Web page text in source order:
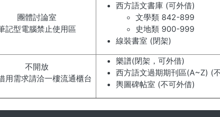
團體討論室
記型電腦禁止使用區
西方語文書庫 (可外借)
文學類 842-899
史地類 900-999
線裝書室 (閉架)
不開放
用需求請洽一樓流通櫃台
樂譜(閉架，可外借)
西方語文過期期刊區(A~Z) (
輿圖碑帖室 (不可外借)